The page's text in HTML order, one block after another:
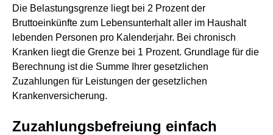
Die Belastungsgrenze liegt bei 2 Prozent der
Bruttoeinkünfte zum Lebensunterhalt aller im Haushalt
lebenden Personen pro Kalenderjahr. Bei chronisch
Kranken liegt die Grenze bei 1 Prozent. Grundlage für die
Berechnung ist die Summe Ihrer gesetzlichen
Zuzahlungen für Leistungen der gesetzlichen
Krankenversicherung.
Zuzahlungsbefreiung einfach